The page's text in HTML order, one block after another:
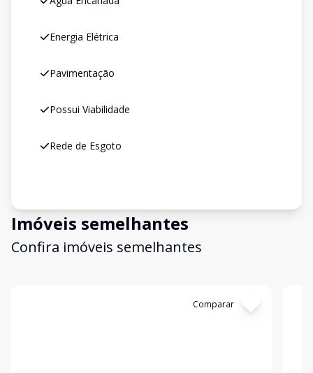
Energia Elétrica
Pavimentação
Possui Viabilidade
Rede de Esgoto
Imóveis semelhantes
Confira imóveis semelhantes
Comparar